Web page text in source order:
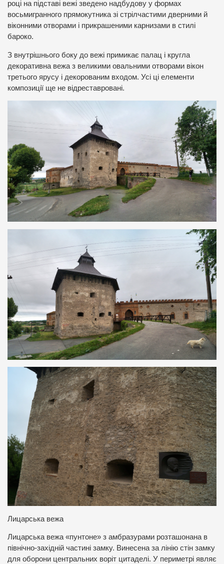
році на підставі вежі зведено надбудову у формах
восьмигранного прямокутника зі стрілчастими дверними й
віконними отворами і прикрашеними карнизами в стилі
бароко.
З внутрішнього боку до вежі примикає палац і кругла
декоративна вежа з великими овальними отворами вікон
третього ярусу і декорованим входом. Усі ці елементи
композиції ще не відреставровані.
Лицарська вежа
Лицарська вежа «пунтоне» з амбразурами розташонана в
північно-західній частині замку. Винесена за лінію стін замку
для оборони центральних воріт цитаделі. У периметрі являє